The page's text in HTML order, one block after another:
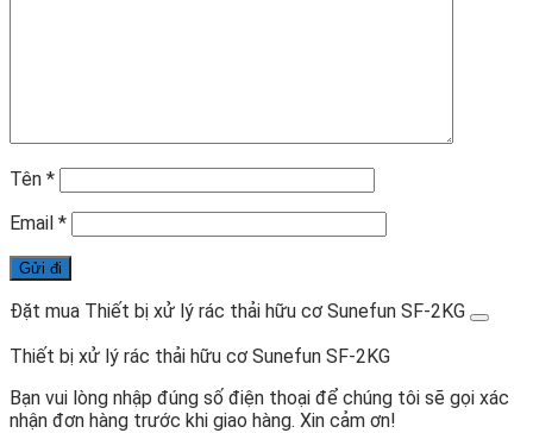
Tên *
Email *
Đặt mua Thiết bị xử lý rác thải hữu cơ Sunefun SF-2KG
Thiết bị xử lý rác thải hữu cơ Sunefun SF-2KG
Bạn vui lòng nhập đúng số điện thoại để chúng tôi sẽ gọi xác
nhận đơn hàng trước khi giao hàng. Xin cảm ơn!